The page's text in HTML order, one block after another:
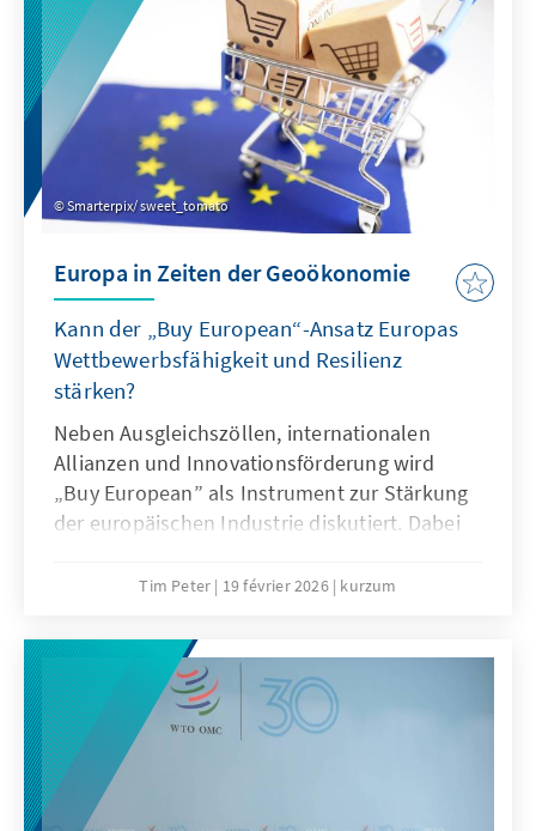
Smarterpix/ sweet_tomato
Europa in Zeiten der Geoökonomie
Kann der „Buy European“-Ansatz Europas
Wettbewerbsfähigkeit und Resilienz
stärken?
Neben Ausgleichszöllen, internationalen
Allianzen und Innovationsförderung wird
„Buy European” als Instrument zur Stärkung
der europäischen Industrie diskutiert. Dabei
und nur in eng definierten Bereichen
Kombination aus gezielten Ausgleichszöllen
bei unfairem Wettbewerb und einer offensiven
Freihandelsagenda.
Tim Peter 19 février 2026 kurzum